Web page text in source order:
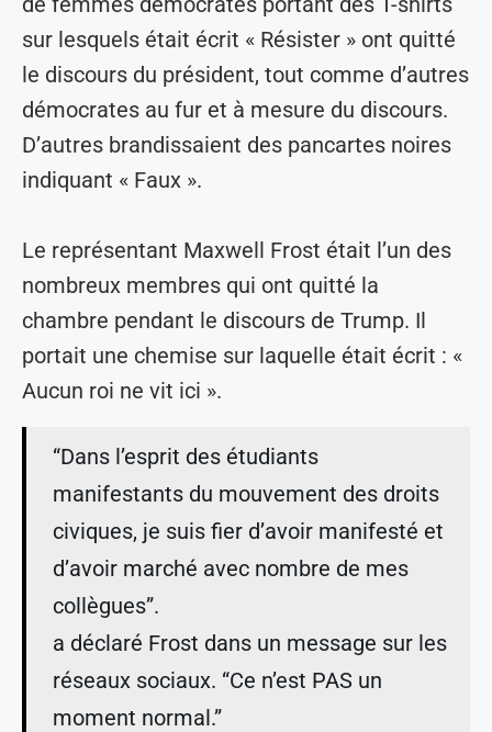
sur lesquels était écrit « Résister » ont quitté
le discours du président, tout comme d’autres
démocrates au fur et à mesure du discours.
D’autres brandissaient des pancartes noires
indiquant « Faux ».
Le représentant Maxwell Frost était l’un des
nombreux membres qui ont quitté la
chambre pendant le discours de Trump. Il
portait une chemise sur laquelle était écrit : «
Aucun roi ne vit ici ».
“Dans l’esprit des étudiants
manifestants du mouvement des droits
civiques, je suis fier d’avoir manifesté et
d’avoir marché avec nombre de mes
collègues”.
a déclaré Frost dans un message sur les
réseaux sociaux. “Ce n’est PAS un
moment normal.”